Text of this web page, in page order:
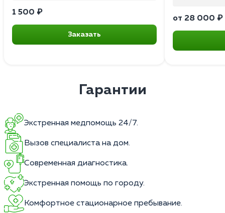
1 500 ₽
Заказать
от 28 000 ₽
Гарантии
Экстренная медпомощь 24/7.
Вызов специалиста на дом.
Современная диагностика.
Экстренная помощь по городу.
Комфортное стационарное пребывание.